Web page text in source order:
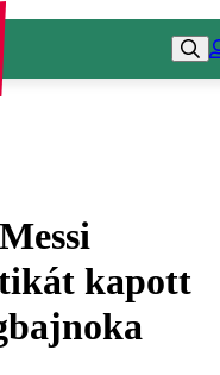
kapott